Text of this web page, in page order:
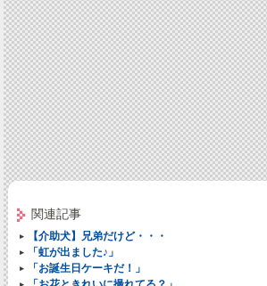
関連記事
【介助犬】兄弟だけど・・・
「虹が出ました♪」
「お誕生日ケーキだ！」